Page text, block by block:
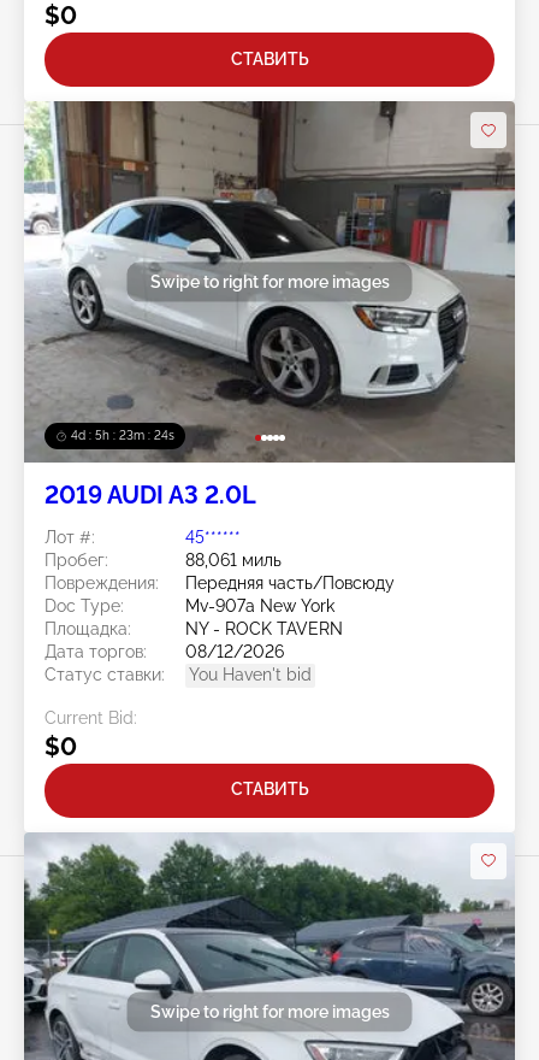
$0
СТАВИТЬ
4d : 5h : 23m : 21s
Swipe to right for more images
2019 AUDI A3 2.0L
Лот #:
45******
Пробег:
88,061 миль
Повреждения:
Передняя часть/Повсюду
Doc Type:
Mv-907a New York
Площадка:
NY - ROCK TAVERN
Дата торгов:
08/12/2026
Статус ставки:
You Haven't bid
Current Bid:
$0
СТАВИТЬ
Swipe to right for more images